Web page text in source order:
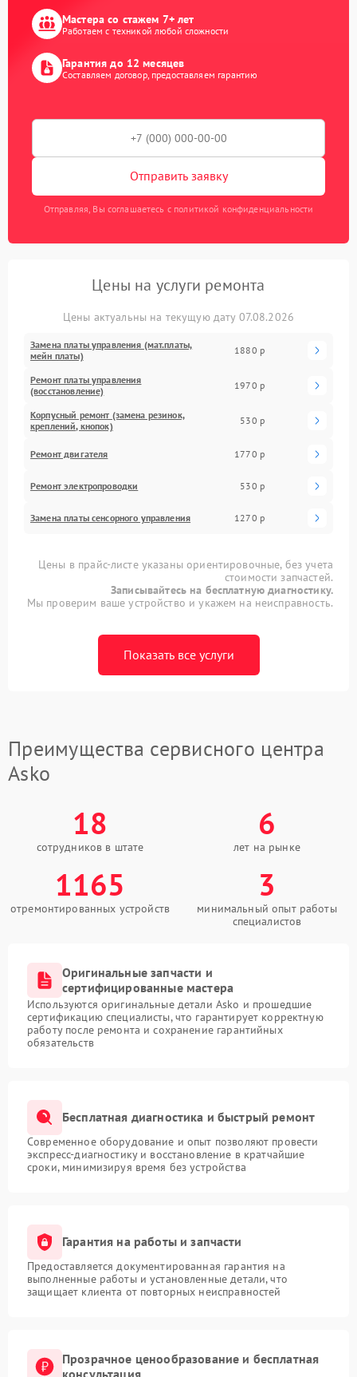
Мастера со стажем 7+ лет
Работаем с техникой любой сложности
Гарантия до 12 месяцев
Составляем договор, предоставляем гарантию
Отправить заявку
Отправляя, Вы соглашаетесь с политикой конфиденциальности
Цены на услуги ремонта
Цены актуальны на текущую дату 07.08.2026
Замена платы управления (мат.платы,
мейн платы)
1880 р
Ремонт платы управления
(восстановление)
1970 р
Корпусный ремонт (замена резинок,
креплений, кнопок)
530 р
Ремонт двигателя 1770 р
Ремонт электропроводки 530 р
Замена платы сенсорного управления 1270 р
Цены в прайс-листе указаны ориентировочные, без учета
стоимости запчастей.
Записывайтесь на бесплатную диагностику.
Мы проверим ваше устройство и укажем на неисправность.
Показать все услуги
Преимущества сервисного центра
Asko
18
сотрудников в штате
6
лет на рынке
1165
отремонтированных устройств
3
минимальный опыт работы
специалистов
Оригинальные запчасти и
сертифицированные мастера
Используются оригинальные детали Asko и прошедшие
сертификацию специалисты, что гарантирует корректную
работу после ремонта и сохранение гарантийных
обязательств
Бесплатная диагностика и быстрый ремонт
Современное оборудование и опыт позволяют провести
экспресс-диагностику и восстановление в кратчайшие
сроки, минимизируя время без устройства
Гарантия на работы и запчасти
Предоставляется документированная гарантия на
выполненные работы и установленные детали, что
защищает клиента от повторных неисправностей
Прозрачное ценообразование и бесплатная
консультация